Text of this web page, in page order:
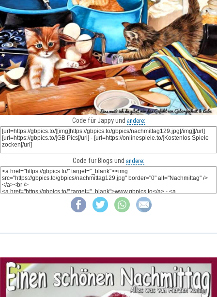
Code für Jappy und andere:
Code für Blogs und andere: